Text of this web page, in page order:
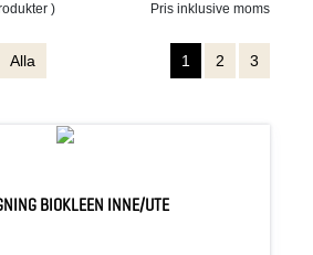
) Pris inklusive moms
Alla 1 2 3
BIOKLEEN INNE/UTE